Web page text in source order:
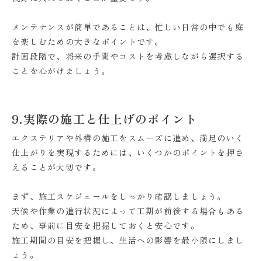
メンテナンスが簡単であることは、忙しい日常の中でも庭
を楽しむための大きなポイントです。
計画段階で、将来の手間やコストを考慮しながら選択する
ことを心がけましょう。
9.実際の施工と仕上げのポイント
エクステリアや外構の施工をスムーズに進め、満足のいく
仕上がりを実現するためには、いくつかのポイントを押さ
えることが大切です。
まず、施工スケジュールをしっかり確認しましょう。
天候や作業の進行状況によって工期が前後する場合もある
ため、事前に目安を把握しておくと安心です。
施工期間の目安を把握し、生活への影響を最小限にしまし
ょう。